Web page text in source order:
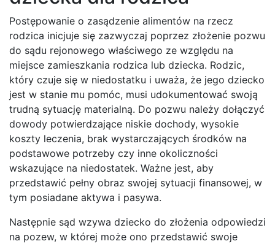
Postępowanie o zasądzenie alimentów na rzecz
rodzica inicjuje się zazwyczaj poprzez złożenie pozwu
do sądu rejonowego właściwego ze względu na
miejsce zamieszkania rodzica lub dziecka. Rodzic,
który czuje się w niedostatku i uważa, że jego dziecko
jest w stanie mu pomóc, musi udokumentować swoją
trudną sytuację materialną. Do pozwu należy dołączyć
dowody potwierdzające niskie dochody, wysokie
koszty leczenia, brak wystarczających środków na
podstawowe potrzeby czy inne okoliczności
wskazujące na niedostatek. Ważne jest, aby
przedstawić pełny obraz swojej sytuacji finansowej, w
tym posiadane aktywa i pasywa.
Następnie sąd wzywa dziecko do złożenia odpowiedzi
na pozew, w której może ono przedstawić swoje